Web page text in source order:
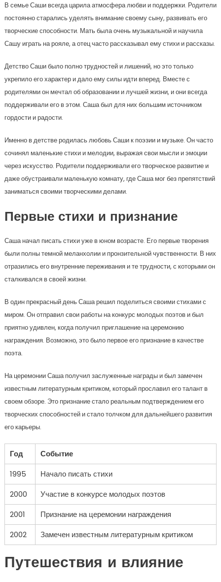
В семье Саши всегда царила атмосфера любви и поддержки. Родители
постоянно старались уделять внимание своему сыну, развивать его
творческие способности. Мать была очень музыкальной и научила
Сашу играть на рояле, а отец часто рассказывал ему стихи и рассказы.
Детство Саши было полно трудностей и лишений, но это только
укрепило его характер и дало ему силы идти вперед. Вместе с
родителями он мечтал об образовании и лучшей жизни, и они всегда
поддерживали его в этом. Саша был для них большим источником
гордости и радости.
Именно в детстве родилась любовь Саши к поэзии и музыке. Он часто
сочинял маленькие стихи и мелодии, выражая свои мысли и эмоции
через искусство. Родители поддерживали его творческое развитие и
даже обустраивали маленькую комнату, где Саша мог без препятствий
заниматься своими творческими делами.
Первые стихи и признание
Саша начал писать стихи уже в юном возрасте. Его первые творения
были полны темной меланхолии и пронзительной чувственности. В них
отразились его внутренние переживания и те трудности, с которыми он
сталкивался в своей жизни.
В один прекрасный день Саша решил поделиться своими стихами с
миром. Он отправил свои работы на конкурс молодых поэтов и был
приятно удивлен, когда получил приглашение на церемонию
награждения. Возможно, это было первое его признание в качестве
поэта.
На церемонии Саша получил заслуженные награды и был замечен
известным литературным критиком, который прославил его талант в
своем обзоре. Это признание стало реальным подтверждением его
творческих способностей и стало толчком для дальнейшего развития
его карьеры.
Год
Событие
1995
Начало писать стихи
2000
Участие в конкурсе молодых поэтов
2001
Признание на церемонии награждения
2002
Замечен известным литературным критиком
Путешествия и влияние